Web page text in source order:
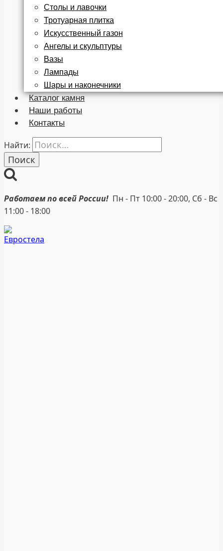
Столы и лавочки
Тротуарная плитка
Искусственный газон
Ангелы и скульптуры
Вазы
Лампады
Шары и наконечники
Каталог камня
Наши работы
Контакты
Найти:
Работаем по всей России! Пн - Пт 10:00 - 20:00, Сб - Вс
11:00 - 18:00